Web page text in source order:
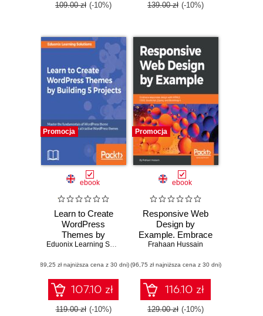
109.00 zł (-10%) 139.00 zł (-10%)
Promocja
ebook
Learn to Create
WordPress
Themes by
Building 5 Projects.
fundamentals of
WordPress theme
development and
create attractive
WordPress
Eduonix Learning Solutions
(89,25 zł najniższa cena z 30 dni)
107.10 zł
119.00 zł (-10%)
Promocja
ebook
Responsive Web
Design by
Example. Embrace
responsive design
CSS3, JavaScript,
jQuery and
Bootstrap 4
Frahaan Hussain
(96,75 zł najniższa cena z 30 dni)
116.10 zł
129.00 zł (-10%)